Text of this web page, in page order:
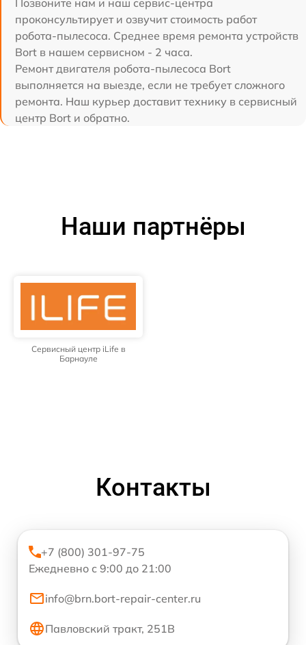
проконсультирует и озвучит стоимость работ
робота-пылесоса. Среднее время ремонта устройств
Bort в нашем сервисном - 2 часа.
Ремонт двигателя робота-пылесоса Bort
выполняется на выезде, если не требует сложного
ремонта. Наш курьер доставит технику в сервисный
центр Bort и обратно.
Наши партнёры
Сервисный центр iLife в
Барнауле
Контакты
+7 (800) 301-97-75
Ежедневно с 9:00 до 21:00
info@brn.bort-repair-center.ru
Павловский тракт, 251В